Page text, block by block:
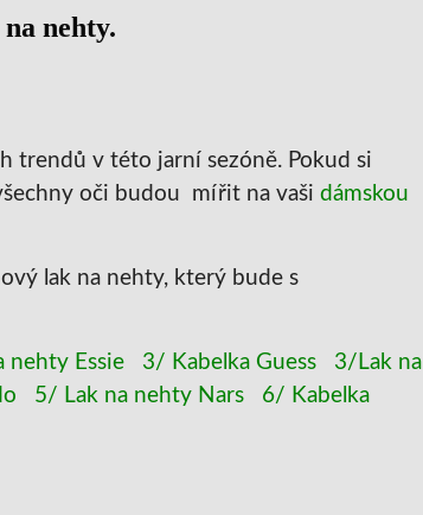
nehty.
trendů v této jarní sezóně. Pokud si
oči budou mířit na vaši dámskou
lak na nehty, který bude s
nehty Essie 3/ Kabelka Guess
3/Lak na
5/ Lak na nehty Nars
6/ Kabelka